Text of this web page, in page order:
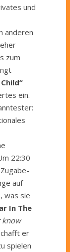
und
anderen
zum
ein.
22:30
auf
was sie
In The
know
er
spielen